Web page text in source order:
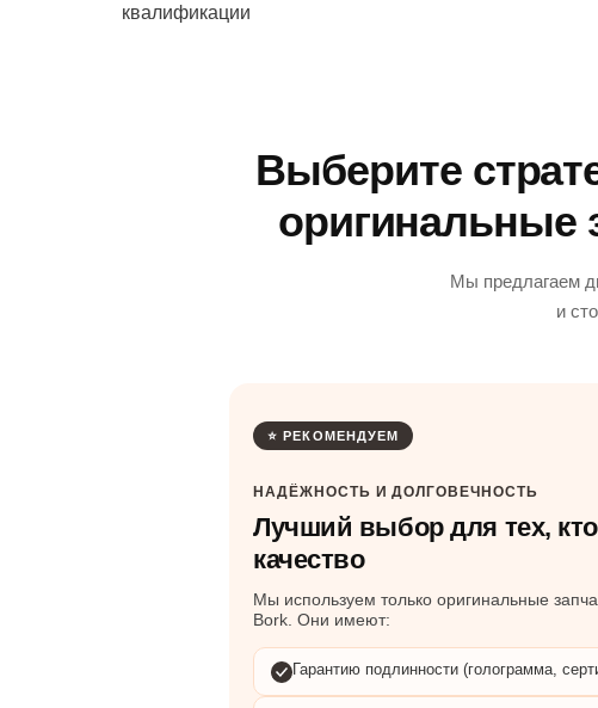
квалификации
Выберите
оригинальные
Мы предлагаем
и
⭐ РЕКОМЕНДУЕМ
НАДЁЖНОСТЬ И ДОЛГОВЕЧНОСТЬ
Лучший выбор для тех,
качество
Мы используем только оригинальные
Bork. Они имеют:
Гарантию подлинности (голограмма,